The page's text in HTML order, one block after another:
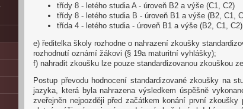
třídy 8 - letého studia A - úroveň B2 a výše (C1, C2)
třídy 8 - letého studia B - úroveň B1 a výše (B2, C1,
třída 4 - letého studia - úroveň B1 a výše (B2, C1, C2)
e) ředitelka školy rozhodne o nahrazení zkoušky
rozhodnutí oznámí žákovi (§ 19a maturitní vyhlášky);
f) nahradit zkoušku lze pouze standardizovanou zkouškou ze
Postup převodu hodnocení standardizované zkoušky na
jazyka, která byla nahrazena výsledkem úspěšně
zveřejněn nejpozději před začátkem konání první